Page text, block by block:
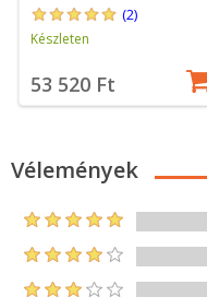
(2)
Készleten
53 520 Ft
Vélemények